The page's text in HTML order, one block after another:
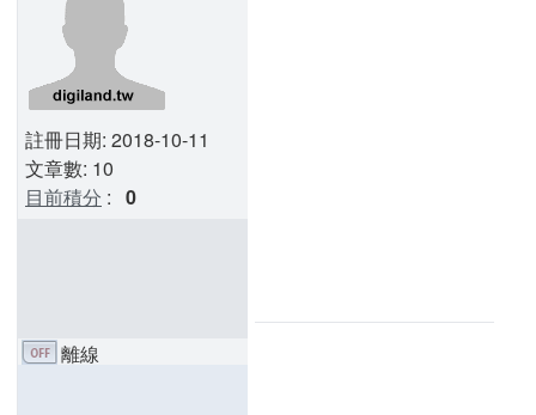
註冊日期: 2018-10-11
文章數: 10
目前積分 : 0
離線